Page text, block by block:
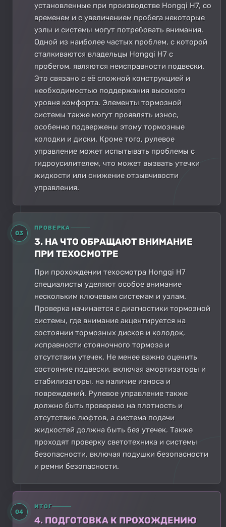
установленные при производстве Hongqi H7, со
временем и с увеличением пробега некоторые
узлы и системы могут потребовать внимания.
Одной из наиболее частых проблем, с которой
сталкиваются владельцы Hongqi H7 с
пробегом, являются неисправности подвески.
Это связано с её сложной конструкцией и
необходимостью поддержания высокого
уровня комфорта. Элементы тормозной
системы также могут проявлять износ,
особенно подвержены этому тормозные
колодки и диски. Кроме того, рулевое
управление может испытывать проблемы с
гидроусилителем, что может вызвать утечки
жидкости или снижение отзывчивости
управления.
03
ПРОВЕРКА
3. НА ЧТО ОБРАЩАЮТ ВНИМАНИЕ
ПРИ ТЕХОСМОТРЕ
При прохождении техосмотра Hongqi H7
специалисты уделяют особое внимание
нескольким ключевым системам и узлам.
Проверка начинается с диагностики тормозной
системы, где внимание акцентируется на
состоянии тормозных дисков и колодок,
исправности стояночного тормоза и
отсутствии утечек. Не менее важно оценить
состояние подвески, включая амортизаторы и
стабилизаторы, на наличие износа и
повреждений. Рулевое управление также
должно быть проверено на плотность и
отсутствие люфтов, а система подачи
жидкостей должна быть без утечек. Также
проходят проверку светотехника и системы
безопасности, включая подушки безопасности
и ремни безопасности.
04
ИТОГ
4. ПОДГОТОВКА К ПРОХОЖДЕНИЮ